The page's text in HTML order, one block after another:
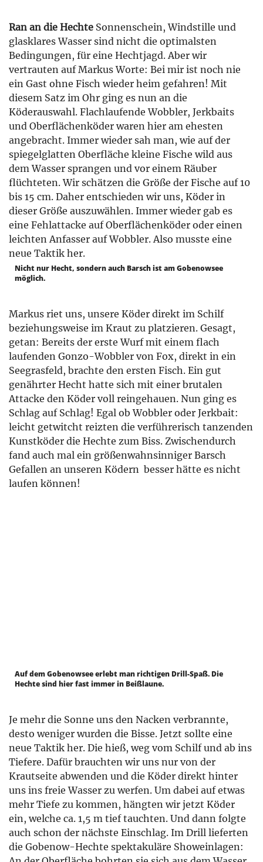
Ran an die Hechte Sonnenschein, Windstille und
glasklares Wasser sind nicht die optimalsten
Bedingungen, für eine Hechtjagd. Aber wir
vertrauten auf Markus Worte: Bei mir ist noch nie
ein Gast ohne Fisch wieder heim gefahren! Mit
diesem Satz im Ohr ging es nun an die
Köderauswahl. Flachlaufende Wobbler, Jerkbaits
und Oberflächenköder waren hier am ehesten
angebracht. Immer wieder sah man, wie auf der
spiegelglatten Oberfläche kleine Fische wild aus
dem Wasser sprangen und vor einem Räuber
flüchteten. Wir schätzen die Größe der Fische auf 10
bis 15 cm. Daher entschieden wir uns, Köder in
dieser Größe auszuwählen. Immer wieder gab es
eine Fehlattacke auf Oberflächenköder oder einen
leichten Anfasser auf Wobbler. Also musste eine
neue Taktik her.
Nicht nur Hecht, sondern auch Barsch ist am Gobenowsee
möglich.
Markus riet uns, unsere Köder direkt im Schilf
beziehungsweise im Kraut zu platzieren. Gesagt,
getan: Bereits der erste Wurf mit einem flach
laufenden Gonzo-Wobbler von Fox, direkt in ein
Seegrasfeld, brachte den ersten Fisch. Ein gut
genährter Hecht hatte sich mit einer brutalen
Attacke den Köder voll reingehauen. Nun ging es
Schlag auf Schlag! Egal ob Wobbler oder Jerkbait:
leicht getwitcht reizten die verführerisch tanzenden
Kunstköder die Hechte zum Biss. Zwischendurch
fand auch mal ein größenwahnsinniger Barsch
Gefallen an unseren Ködern  besser hätte es nicht
laufen können!
Auf dem Gobenowsee erlebt man richtigen Drill-Spaß. Die
Hechte sind hier fast immer in Beißlaune.
Je mehr die Sonne uns den Nacken verbrannte,
desto weniger wurden die Bisse. Jetzt sollte eine
neue Taktik her. Die hieß, weg vom Schilf und ab ins
Tiefere. Dafür brauchten wir uns nur von der
Krautseite abwenden und die Köder direkt hinter
uns ins freie Wasser zu werfen. Um dabei auf etwas
mehr Tiefe zu kommen, hängten wir jetzt Köder
ein, welche ca. 1,5 m tief tauchten. Und dann folgte
auch schon der nächste Einschlag. Im Drill lieferten
die Gobenow-Hechte spektakuläre Showeinlagen: